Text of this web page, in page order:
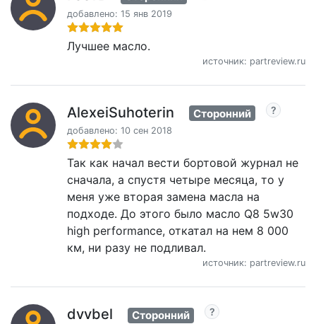
добавлено: 15 янв 2019
Лучшее масло.
источник: partreview.ru
AlexeiSuhoterin Сторонний
добавлено: 10 сен 2018
Так как начал вести бортовой журнал не
сначала, а спустя четыре месяца, то у
меня уже вторая замена масла на
подходе. До этого было масло Q8 5w30
high performance, откатал на нем 8 000
км, ни разу не подливал.
источник: partreview.ru
dvvbel Сторонний